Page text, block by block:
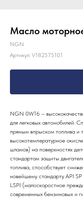
Масло
NGN
Артикул: V182575101
NGN 0W16 –
для легковых автомобилей.
прямым впрыском топлива и
высокотемпературное
шламов) на поверхностях
стандартам защиты
топлива, способствует
новейшему стандарту API
LSPI (малоскоростное
современных бензиновых и